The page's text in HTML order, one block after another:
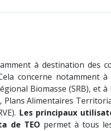
à destination des
concerne notamment à
Biomasse (SRB), et
Alimentaires
Les principaux
de TEO permet à tous